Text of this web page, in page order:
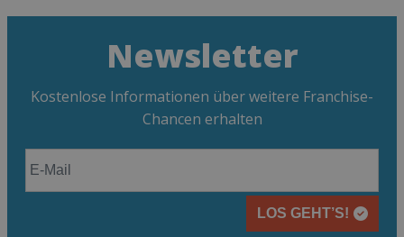
Newsletter
Kostenlose Informationen über weitere Franchise-
Chancen erhalten
LOS GEHT’S!